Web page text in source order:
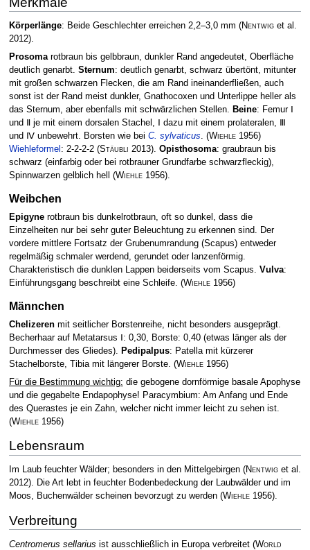
Körperlänge: Beide Geschlechter erreichen 2,2–3,0 mm (Nentwiget al.
2012).
Prosomarotbraun bis gelbbraun, dunkler Rand angedeutet, Ober­fläche
deutlich genarbt. Sternum: deutlich genarbt, schwarz übertönt, mitunter
mit großen schwarzen Flecken, die am Rand ineinanderfließen, auch
sonst ist der Rand meist dunkler, Gnathocoxen und Unterlippe heller als
das Sternum, aber ebenfalls mit schwärzlichen Stellen.
Beine: Femur Ⅰ
und Ⅱ je mit einem dorsalen Stachel, Ⅰ dazu mit einem prolateralen, Ⅲ
und Ⅳ unbewehrt. Borsten wie bei C. sylvaticus (Wiehle1956)
Wiehleformel : 2-2-2-2 (Stäubli 2013). Opisthosoma: graubraun bis
schwarz (einfarbig oder bei rotbrauner Grundfarbe schwarzfleckig),
Spinnwarzen gelblich hell (Wiehle1956).
Weibchen
Epigynerotbraun bis dunkelrotbraun, oft so dunkel, dass die
Einzelheiten nur bei sehr guter Beleuchtung zu erkennen sind. Der
vordere mittlere Fortsatz der Grubenumrandung (Scapus) entweder
regelmäßig schmaler werdend, ge­rundet oder lanzenförmig.
Charakteristisch die dunklen Lappen beiderseits vom Scapus. Vulva:
Einführungsgang beschreibt eine Schleife. (Wiehle1956)
Männchen
Chelizerenmit seitlicher Borstenreihe, nicht besonders ausgeprägt.
Becherhaar auf Metatarsus Ⅰ: 0,30, Borste: 0,40 (etwas länger als der
Durchmesser des Gliedes). Pedipalpus: Patella mit kürzerer
Stachelborste, Tibia mit längerer Borste. (Wiehle1956)
Für die Bestimmung wichtig: die gebogene dornförmige basale Apophyse
und die gegabelte Endapophyse! Paracymbium: Am Anfang und Ende
des Querastes je ein Zahn, welcher nicht immer leicht zu sehen ist.
(Wiehle1956)
Lebensraum
Im Laub feuchter Wälder; besonders in den Mittelgebirgen (Nentwiget al.
2012). Die Art lebt in feuchter Bodenbedeckung der Laubwälder und im
Moos, Buchenwälder scheinen bevorzugt zu werden (Wiehle1956).
Verbreitung
Centromerus sellarius ist ausschließlich in Europa verbreitet (World